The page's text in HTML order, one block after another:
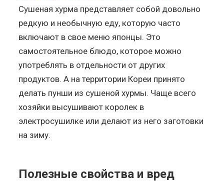
Сушеная хурма представляет собой довольно
редкую и необычную еду, которую часто
включают в свое меню японцы. Это
самостоятельное блюдо, которое можно
употреблять в отдельности от других
продуктов. А на территории Кореи принято
делать пунши из сушеной хурмы. Чаще всего
хозяйки высушивают королек в
электросушилке или делают из него заготовки
на зиму.
Полезные свойства и вред